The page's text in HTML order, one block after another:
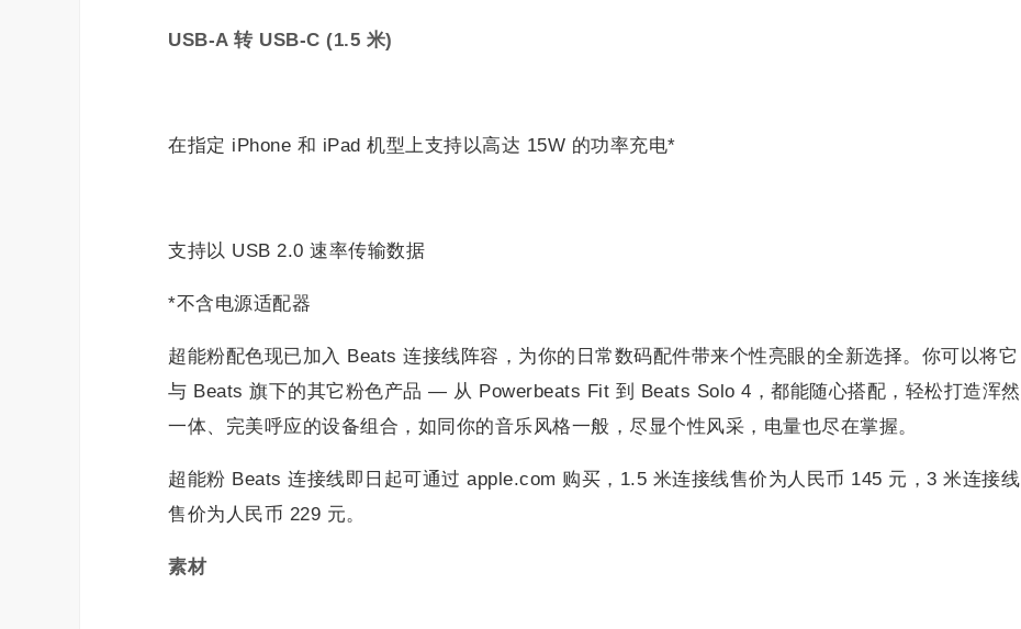
USB-A 转 USB-C (1.5 米)
在指定 iPhone 和 iPad 机型上支持以高达 15W 的功率充电*
支持以 USB 2.0 速率传输数据
*不含电源适配器
超能粉配色现已加入 Beats 连接线阵容，为你的日常数码配件带来个性亮眼的全新选择。你可以将它
与 Beats 旗下的其它粉色产品 — 从 Powerbeats Fit 到 Beats Solo 4，都能随心搭配，轻松打造浑然
一体、完美呼应的设备组合，如同你的音乐风格一般，尽显个性风采，电量也尽在掌握。
超能粉 Beats 连接线即日起可通过 apple.com 购买，1.5 米连接线售价为人民币 145 元，3 米连接线
售价为人民币 229 元。
素材